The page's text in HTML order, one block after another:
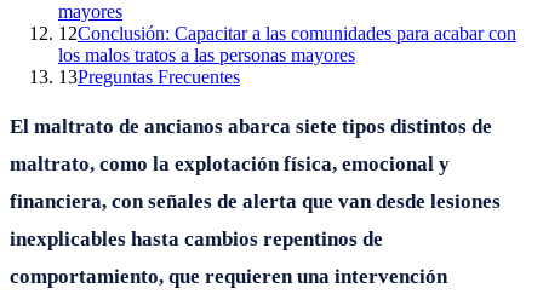
mayores
12Conclusión: Capacitar a las comunidades para acabar con
los malos tratos a las personas mayores
13Preguntas Frecuentes
El maltrato de ancianos abarca siete tipos distintos de
maltrato, como la explotación física, emocional y
financiera, con señales de alerta que van desde lesiones
inexplicables hasta cambios repentinos de
comportamiento, que requieren una intervención